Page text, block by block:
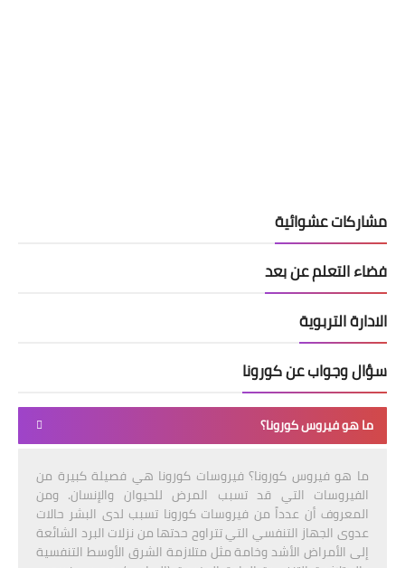
مشاركات عشوائية
فضاء التعلم عن بعد
الادارة التربوية
سؤال وجواب عن كورونا
ما هو فيروس كورونا؟
ما هو فيروس كورونا؟ فيروسات كورونا هي فصيلة كبيرة من
الفيروسات التي قد تسبب المرض للحيوان والإنسان. ومن
المعروف أن عدداً من فيروسات كورونا تسبب لدى البشر حالات
عدوى الجهاز التنفسي التي تتراوح حدتها من نزلات البرد الشائعة
إلى الأمراض الأشد وخامة مثل متلازمة الشرق الأوسط التنفسية